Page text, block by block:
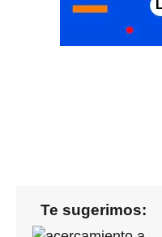
Te sugerimos: